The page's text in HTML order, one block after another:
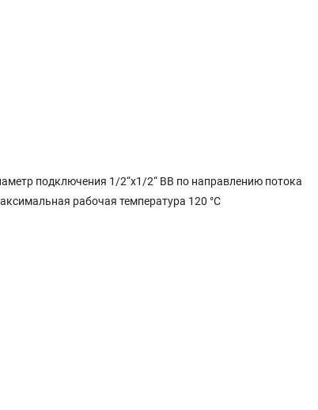
подключения 1/2“х1/2“ ВВ по направлению потока
рабочая температура 120 °С